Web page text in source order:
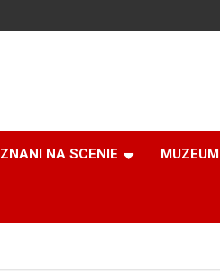
ZNANI NA SCENIE MUZEUM